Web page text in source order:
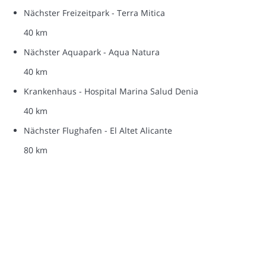
Nächster Freizeitpark - Terra Mitica
40 km
Nächster Aquapark - Aqua Natura
40 km
Krankenhaus - Hospital Marina Salud Denia
40 km
Nächster Flughafen - El Altet Alicante
80 km